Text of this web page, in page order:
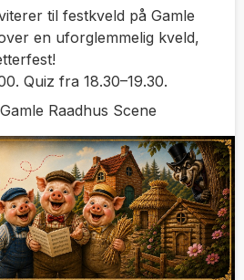
til festkveld på Gamle
en uforglemmelig kveld,
Quiz fra 18.30–19.30.
Raadhus Scene